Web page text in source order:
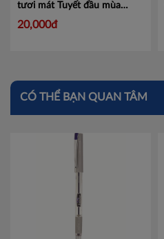
tươi mát Tuyết đầu mùa
22ml gói vàng
20,000đ
CÓ THỂ BẠN QUAN TÂM